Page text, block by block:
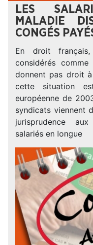
LES
MALADIE
CONGÉS
En droit
considérés
donnent pas droit
cette situation
européenne de
syndicats viennent
jurisprudence
salariés en longue